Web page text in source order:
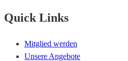
Quick Links
Mitglied werden
Unsere Angebote